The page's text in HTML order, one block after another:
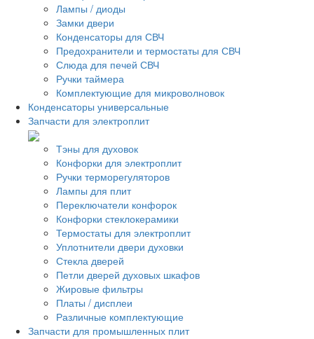
Лампы / диоды
Замки двери
Конденсаторы для СВЧ
Предохранители и термостаты для СВЧ
Слюда для печей СВЧ
Ручки таймера
Комплектующие для микроволновок
Конденсаторы универсальные
Запчасти для электроплит
Тэны для духовок
Конфорки для электроплит
Ручки терморегуляторов
Лампы для плит
Переключатели конфорок
Конфорки стеклокерамики
Термостаты для электроплит
Уплотнители двери духовки
Стекла дверей
Петли дверей духовых шкафов
Жировые фильтры
Платы / дисплеи
Различные комплектующие
Запчасти для промышленных плит